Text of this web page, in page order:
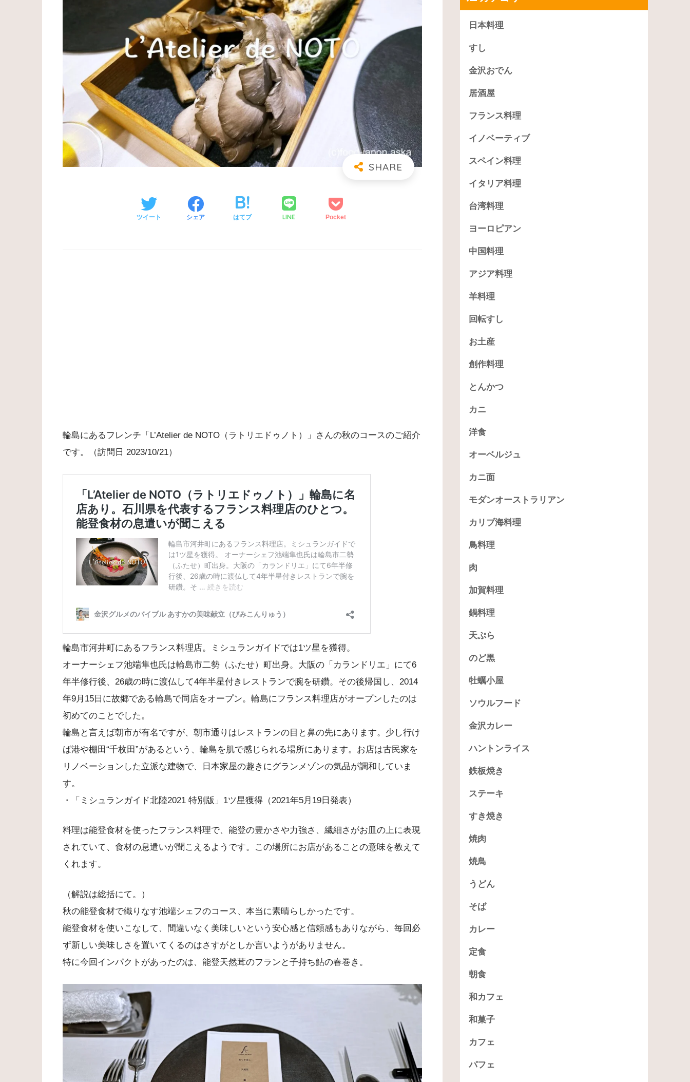
ツイート シェア はてブ LINE Pocket
輪島にあるフレンチ「L’Atelier de NOTO（ラトリエドゥノト）」さんの秋のコースのご紹介
です。（訪問日 2023/10/21）
輪島市河井町にあるフランス料理店。ミシュランガイドでは1ツ星を獲得。
オーナーシェフ池端隼也氏は輪島市二勢（ふたせ）町出身。大阪の「カランドリエ」にて6
年半修行後、26歳の時に渡仏して4年半星付きレストランで腕を研鑽。その後帰国し、2014
年9月15日に故郷である輪島で同店をオープン。輪島にフランス料理店がオープンしたのは
初めてのことでした。
輪島と言えば朝市が有名ですが、朝市通りはレストランの目と鼻の先にあります。少し行け
ば港や棚田“千枚田”があるという、輪島を肌で感じられる場所にあります。お店は古民家を
リノベーションした立派な建物で、日本家屋の趣きにグランメゾンの気品が調和していま
す。
・「ミシュランガイド北陸2021 特別版」1ツ星獲得（2021年5月19日発表）
料理は能登食材を使ったフランス料理で、能登の豊かさや力強さ、繊細さがお皿の上に表現
されていて、食材の息遣いが聞こえるようです。この場所にお店があることの意味を教えて
くれます。
（解説は総括にて。）
秋の能登食材で織りなす池端シェフのコース、本当に素晴らしかったです。
能登食材を使いこなして、間違いなく美味しいという安心感と信頼感もありながら、毎回必
ず新しい美味しさを置いてくるのはさすがとしか言いようがありません。
特に今回インパクトがあったのは、能登天然茸のフランと子持ち鮎の春巻き。
日本料理
すし
金沢おでん
居酒屋
フランス料理
イノベーティブ
スペイン料理
イタリア料理
台湾料理
ヨーロピアン
中国料理
アジア料理
羊料理
回転すし
お土産
創作料理
とんかつ
カニ
洋食
オーベルジュ
カニ面
モダンオーストラリアン
カリブ海料理
鳥料理
肉
加賀料理
鍋料理
天ぷら
のど黒
牡蠣小屋
ソウルフード
金沢カレー
ハントンライス
鉄板焼き
ステーキ
すき焼き
焼肉
焼鳥
うどん
そば
カレー
定食
朝食
和カフェ
和菓子
カフェ
パフェ